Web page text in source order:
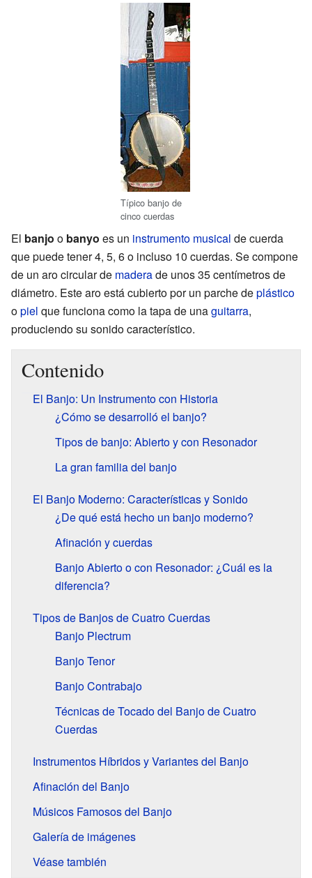
Típico banjo de
cinco cuerdas
El banjo o banyo es un instrumento musical de cuerda
que puede tener 4, 5, 6 o incluso 10 cuerdas. Se compone
de un aro circular de maderade unos 35 centímetros de
diámetro. Este aro está cubierto por un parche deplástico
opiel que funciona como la tapa de unaguitarra,
produciendo su sonido característico.
Contenido
El Banjo: Un Instrumento con Historia
¿Cómo se desarrolló el banjo?
Tipos de banjo: Abierto y con Resonador
La gran familia del banjo
El Banjo Moderno: Características y Sonido
¿De qué está hecho un banjo moderno?
Afinación y cuerdas
Banjo Abierto o con Resonador: ¿Cuál es la
diferencia?
Tipos de Banjos de Cuatro Cuerdas
Banjo Plectrum
Banjo Tenor
Banjo Contrabajo
Técnicas de Tocado del Banjo de Cuatro
Cuerdas
Instrumentos Híbridos y Variantes del Banjo
Afinación del Banjo
Músicos Famosos del Banjo
Galería de imágenes
Véase también